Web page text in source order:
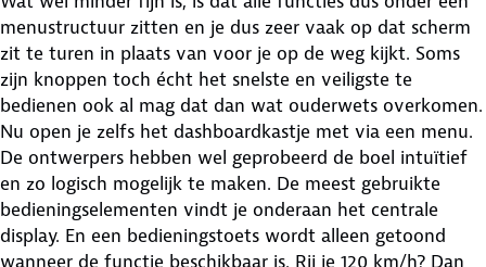
menustructuur zitten en je dus zeer vaak op dat scherm
zit te turen in plaats van voor je op de weg kijkt. Soms
zijn knoppen toch écht het snelste en veiligste te
bedienen ook al mag dat dan wat ouderwets overkomen.
Nu open je zelfs het dashboardkastje met via een menu.
De ontwerpers hebben wel geprobeerd de boel intuïtief
en zo logisch mogelijk te maken. De meest gebruikte
bedieningselementen vindt je onderaan het centrale
display. En een bedieningstoets wordt alleen getoond
wanneer de functie beschikbaar is. Rij je 120 km/h? Dan